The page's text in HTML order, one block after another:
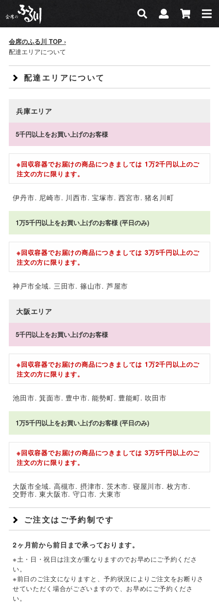
検索 マイページ
カー
検索
会席のふる川 TOP
配達エリアについて
配達エリアについて
兵庫エリア
5千円以上をお買い上げのお客様
※回収容器でお届けの商品につきましては 1万2千円以上のご
注文の方に限ります。
伊丹市 尼崎市 川西市 宝塚市 西宮市 猪名川町
1万5千円以上をお買い上げのお客様 (平日のみ)
※回収容器でお届けの商品につきましては 3万5千円以上のご
注文の方に限ります。
神戸市全域 三田市 篠山市 芦屋市
大阪エリア
5千円以上をお買い上げのお客様
※回収容器でお届けの商品につきましては 1万2千円以上のご
注文の方に限ります。
池田市 箕面市 豊中市 能勢町 豊能町 吹田市
1万5千円以上をお買い上げのお客様 (平日のみ)
※回収容器でお届けの商品につきましては 3万5千円以上のご
注文の方に限ります。
大阪市全域 高槻市 摂津市 茨木市 寝屋川市 枚方市
交野市 東大阪市 守口市 大東市
ご注文はご予約制です
2ヶ月前から前日まで承っております。
※土・日・祝日は注文が重なりますのでお早めにご予約くださ
い。
※前日のご注文になりますと、予約状況によりご注文をお断りさ
せていただく場合がございますので、お早めにご予約くださ
い。